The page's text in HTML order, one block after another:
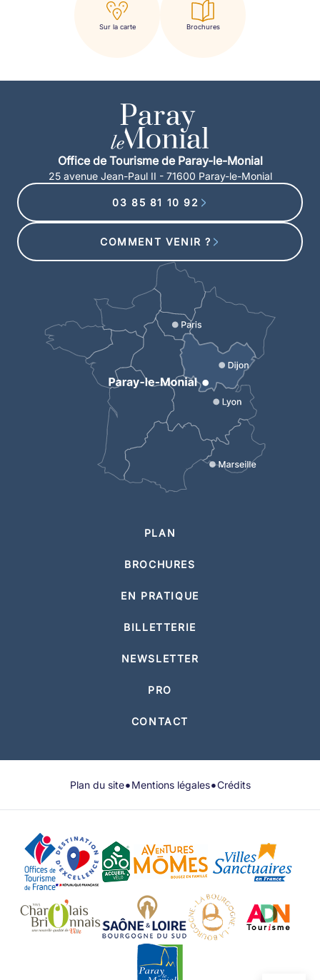
Sur la carte Brochures
Office de Tourisme de Paray-le-Monial
25 avenue Jean-Paul II - 71600 Paray-le-Monial
03 85 81 10 92
COMMENT VENIR ?
PLAN
BROCHURES
EN PRATIQUE
BILLETTERIE
NEWSLETTER
PRO
CONTACT
Plan du site•Mentions légales•Crédits